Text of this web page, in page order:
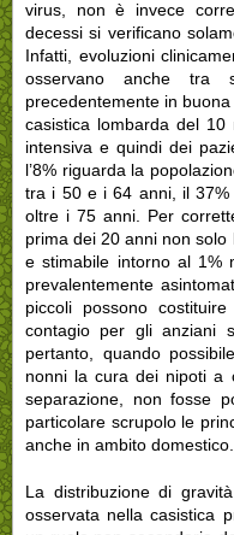
virus, non è invece
decessi si verificano
Infatti, evoluzioni
osservano anche tra
precedentemente in
casistica lombarda del
intensiva e quindi dei
l’8% riguarda la
tra i 50 e i 64 anni, il
oltre i 75 anni. Per
prima dei 20 anni non
e stimabile intorno al 1%
prevalentemente
piccoli possono
contagio per gli anziani
pertanto, quando
nonni la cura dei nipoti a
separazione, non fosse
particolare scrupolo le
anche in ambito domestico.
La distribuzione di
osservata nella casistica